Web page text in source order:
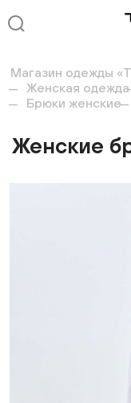
Магазин одежды
Женская одежда
Брюки женские
Женские